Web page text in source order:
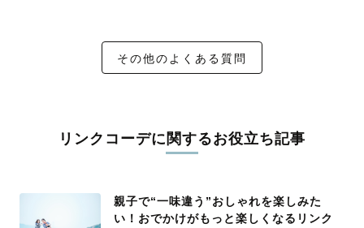
その他のよくある質問
リンクコーデに関するお役立ち記事
親子で“一味違う”おしゃれを楽しみた
い！おでかけがもっと楽しくなるリンク